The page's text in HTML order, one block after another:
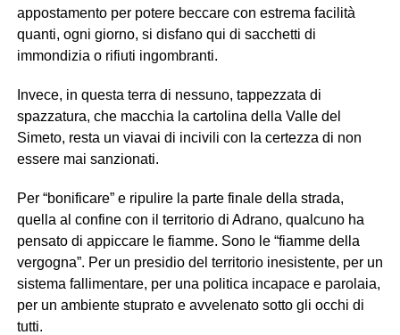
appostamento per potere beccare con estrema facilità
quanti, ogni giorno, si disfano qui di sacchetti di
immondizia o rifiuti ingombranti.
Invece, in questa terra di nessuno, tappezzata di
spazzatura, che macchia la cartolina della Valle del
Simeto, resta un viavai di incivili con la certezza di non
essere mai sanzionati.
Per “bonificare” e ripulire la parte finale della strada,
quella al confine con il territorio di Adrano, qualcuno ha
pensato di appiccare le fiamme. Sono le “fiamme della
vergogna”. Per un presidio del territorio inesistente, per un
sistema fallimentare, per una politica incapace e parolaia,
per un ambiente stuprato e avvelenato sotto gli occhi di
tutti.